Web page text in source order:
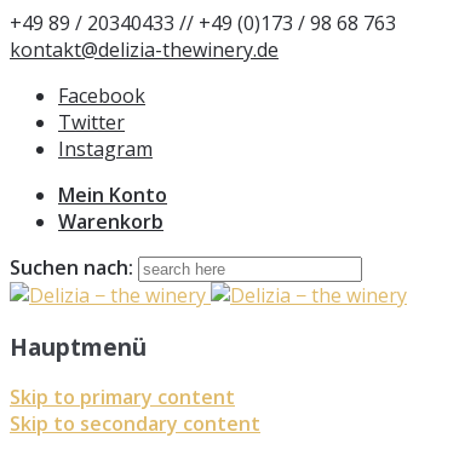
+49 89 / 20340433 // +49 (0)173 / 98 68 763
kontakt@delizia-thewinery.de
Facebook
Twitter
Instagram
Mein Konto
Warenkorb
Suchen nach:
Hauptmenü
Skip to primary content
Skip to secondary content